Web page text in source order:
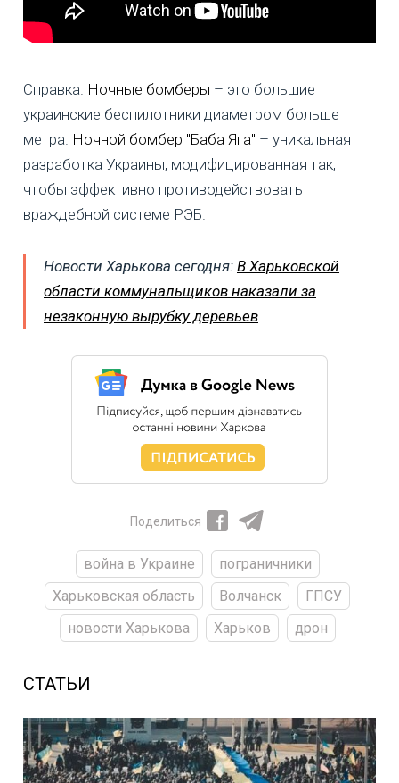
Справка. Ночные бомберы – это большие
украинские беспилотники диаметром больше
метра. Ночной бомбер "Баба Яга" – уникальная
разработка Украины, модифицированная так,
чтобы эффективно противодействовать
враждебной системе РЭБ.
Новости Харькова сегодня: В Харьковской
области коммунальщиков наказали за
незаконную вырубку деревьев
Поделиться
война в Украине
пограничники
Харьковская область
Волчанск
ГПСУ
новости Харькова
Харьков дрон
СТАТЬИ